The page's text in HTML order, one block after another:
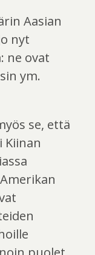
Aasian
nyt
ne ovat
ym.
se, että
Kiinan